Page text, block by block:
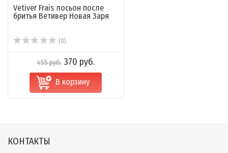
Vetiver Frais лосьон после
бритья Ветивер Новая Заря
(0)
455 руб. 370 руб.
В корзину
КОНТАКТЫ